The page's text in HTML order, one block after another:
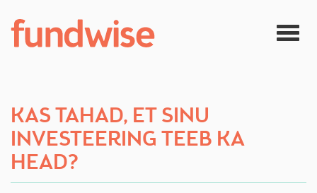
KAS TAHAD, ET SINU
INVESTEERING TEEB KA
HEAD?